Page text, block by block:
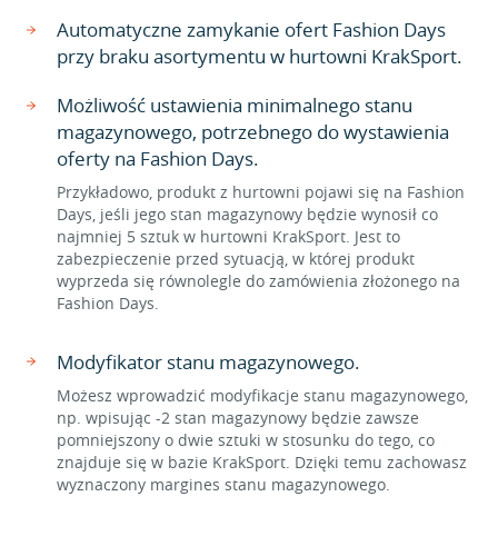
Automatyczne zamykanie ofert Fashion Days
przy braku asortymentu w hurtowni KrakSport.
Możliwość ustawienia minimalnego stanu
magazynowego, potrzebnego do wystawienia
oferty na Fashion Days.
Przykładowo, produkt z hurtowni pojawi się na Fashion
Days, jeśli jego stan magazynowy będzie wynosił co
najmniej 5 sztuk w hurtowni KrakSport. Jest to
zabezpieczenie przed sytuacją, w której produkt
wyprzeda się równolegle do zamówienia złożonego na
Fashion Days.
Modyfikator stanu magazynowego.
Możesz wprowadzić modyfikacje stanu magazynowego,
np. wpisując -2 stan magazynowy będzie zawsze
pomniejszony o dwie sztuki w stosunku do tego, co
znajduje się w bazie KrakSport. Dzięki temu zachowasz
wyznaczony margines stanu magazynowego.